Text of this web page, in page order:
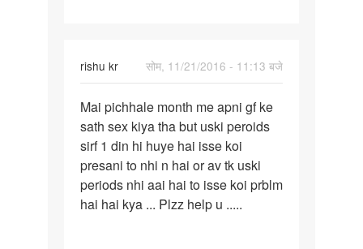
rishu kr
सोम, 11/21/2016 - 11:13 बजे
Mai
pichhale
month
me
apni
gf
Mai pichhale month me apni gf ke
sath sex kiya tha but uski peroids
sirf 1 din hi huye hai isse koi
presani to nhi n hai or av tk uski
periods nhi aai hai to isse koi prblm
hai hai kya ... Plzz help u .....